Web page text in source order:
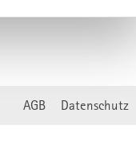
AGB Datenschutz